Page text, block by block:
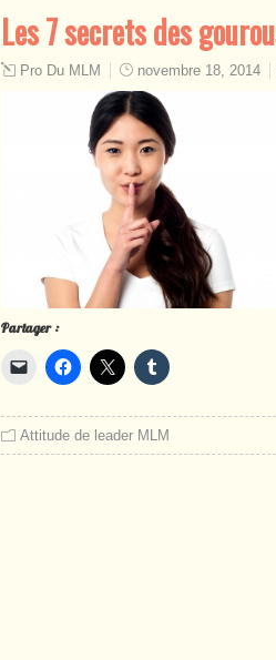
Les 7 secrets des
Pro Du MLM novembre 18, 2014
Partager :
Attitude de leader MLM